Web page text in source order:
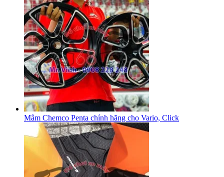
Mâm Chemco Penta chính hãng cho Vario, Click